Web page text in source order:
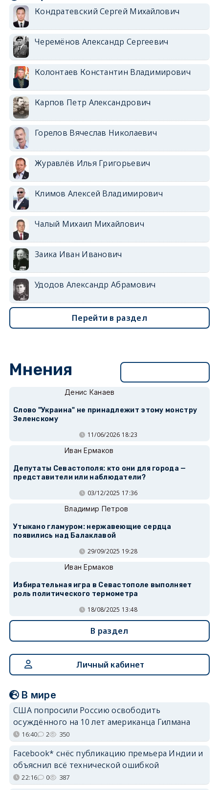
Кондратевский Сергей Михайлович
Черемёнов Александр Сергеевич
Колонтаев Константин Владимирович
Карпов Петр Александрович
Горелов Вячеслав Николаевич
Журавлёв Илья Григорьевич
Климов Алексей Владимирович
Чалый Михаил Михайлович
Заика Иван Иванович
Удодов Александр Абрамович
Перейти в раздел
Мнения
Денис Канаев
Слово "Украина" не принадлежит этому монстру
Зеленскому
11/06/2026 18:23
Иван Ермаков
Депутаты Севастополя: кто они для города —
представители или наблюдатели?
03/12/2025 17:36
Владимир Петров
Утыкано гламуром: нержавеющие сердца
появились над Балаклавой
29/09/2025 19:28
Иван Ермаков
Избирательная игра в Севастополе выполняет
роль политического термометра
18/08/2025 13:48
В раздел
Личный кабинет
В мире
США попросили Россию освободить
осуждённого на 10 лет американца Гилмана
16:40 2 350
Facebook* снёс публикацию премьера Индии и
объяснил всё технической ошибкой
22:16 0 387